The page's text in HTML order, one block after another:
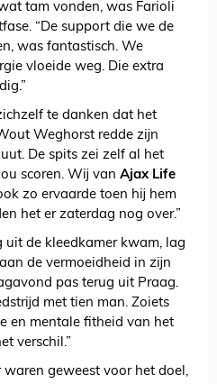
tam vonden, was Farioli
“De support die we de
was fantastisch. We
vloeide weg. Die extra
te danken dat het
Weghorst redde zijn
De spits zei zelf al het
scoren. Wij van Ajax Life
zo ervaarde toen hij hem
het er zaterdag nog over.”
de kleedkamer kwam, lag
de vermoeidheid in zijn
pas terug uit Praag.
met tien man. Zoiets
en mentale fitheid van het
verschil.”
waren geweest voor het doel,